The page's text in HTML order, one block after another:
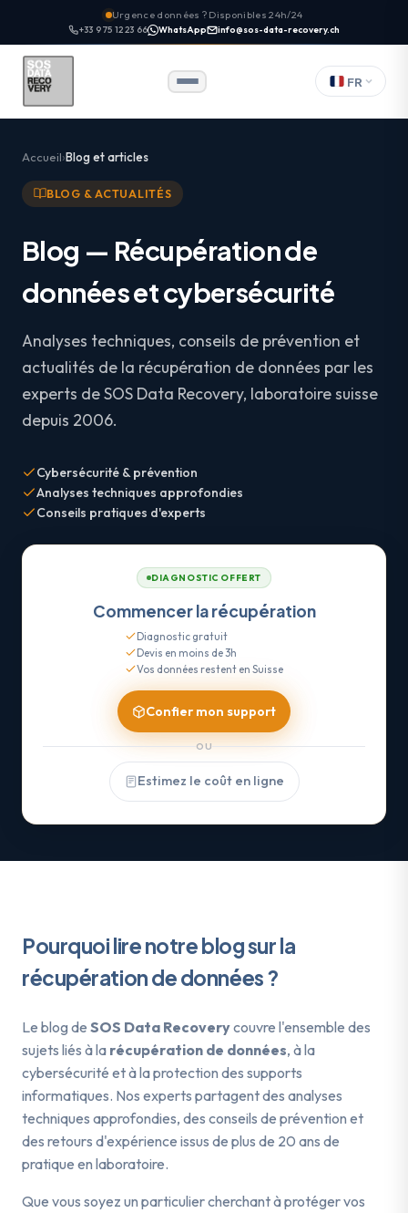
Urgence données ? Disponibles 24h/24
+33 9 75 12 23 66 WhatsApp info@sos-data-recovery.ch
FR
Accueil Blog et articles
BLOG & ACTUALITÉS
Blog — Récupération de
données et cybersécurité
Analyses techniques, conseils de prévention et
actualités de la récupération de données par les
experts de SOS Data Recovery, laboratoire suisse
depuis 2006.
Cybersécurité & prévention
Analyses techniques approfondies
Conseils pratiques d'experts
DIAGNOSTIC OFFERT
Commencer la récupération
Diagnostic gratuit
Devis en moins de 3h
Vos données restent en Suisse
Confier mon support
OU
Estimez le coût en ligne
Pourquoi lire notre blog sur la
récupération de données ?
Le blog de SOS Data Recoverycouvre l'ensemble des
sujets liés à la récupération de données, à la
cybersécurité et à la protection des supports
informatiques. Nos experts partagent des analyses
techniques approfondies, des conseils de prévention et
des retours d'expérience issus de plus de 20 ans de
pratique en laboratoire.
Que vous soyez un particulier cherchant à protéger vos